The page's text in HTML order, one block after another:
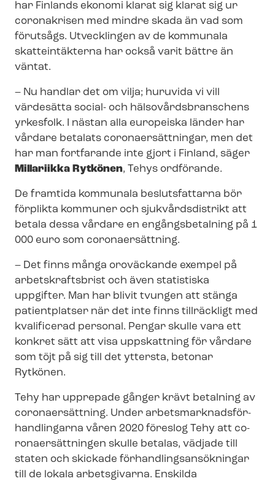
har Finlands ekonomi klarat sig klarat sig ur
coronakrisen med mindre skada än vad som
förutsågs. Utvecklingen av de kommunala
skatteintäkterna har också varit bättre än
väntat.
– Nu handlar det om vilja; huruvida vi vill
värdesätta social- och häl­so­vårds­bran­schens
yrkesfolk. I nästan alla europeiska länder har
vårdare betalats co­ro­naer­sätt­ning­ar, men det
har man fortfarande inte gjort i Finland, säger
Millariikka Rytkönen, Tehys ordförande.
De framtida kommunala beslutsfattarna bör
förplikta kommuner och sjukvårdsdistrikt att
betala dessa vårdare en engångsbetalning på 1
000 euro som coronaersättning.
– Det finns många oroväckande exempel på
arbetskraftsbrist och även statistiska
uppgifter. Man har blivit tvungen att stänga
patientplatser när det inte finns tillräckligt med
kvalificerad personal. Pengar skulle vara ett
konkret sätt att visa uppskattning för vårdare
som töjt på sig till det yttersta, betonar
Rytkönen.
Tehy har upprepade gånger krävt betalning av
coronaersättning. Under ar­bets­mark­nads­för­
hand­ling­ar­na våren 2020 föreslog Tehy att co­
ro­naer­sätt­ning­en skulle betalas, vädjade till
staten och skickade för­hand­lings­an­sök­ning­ar
till de lokala arbetsgivarna. Enskilda